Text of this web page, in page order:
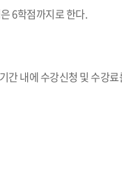
6학점까지로 한다.
간 내에 수강신청 및 수강